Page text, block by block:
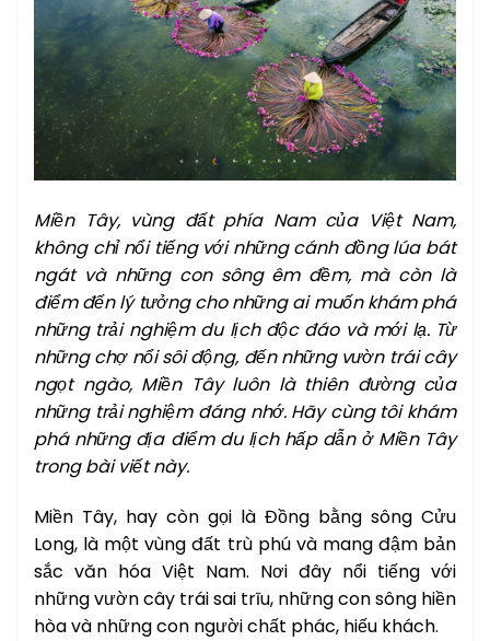
Miền Tây, vùng đất phía Nam của Việt Nam,
không chỉ nổi tiếng với những cánh đồng lúa bát
ngát và những con sông êm đềm, mà còn là
điểm đến lý tưởng cho những ai muốn khám phá
những trải nghiệm du lịch độc đáo và mới lạ. Từ
những chợ nổi sôi động, đến những vườn trái cây
ngọt ngào, Miền Tây luôn là thiên đường của
những trải nghiệm đáng nhớ. Hãy cùng tôi khám
phá những địa điểm du lịch hấp dẫn ở Miền Tây
trong bài viết này.
Miền Tây, hay còn gọi là Đồng bằng sông Cửu
Long, là một vùng đất trù phú và mang đậm bản
sắc văn hóa Việt Nam. Nơi đây nổi tiếng với
những vườn cây trái sai trĩu, những con sông hiền
hòa và những con người chất phác, hiếu khách.